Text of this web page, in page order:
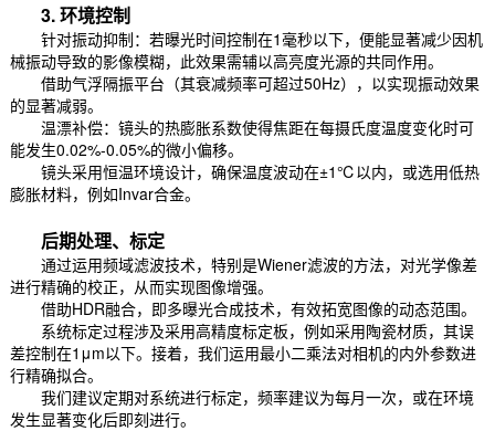
3. 环境控制
针对振动抑制：若曝光时间控制在1毫秒以下，便能显著减少因机
械振动导致的影像模糊，此效果需辅以高亮度光源的共同作用。
借助气浮隔振平台（其衰减频率可超过50Hz），以实现振动效果
的显著减弱。
温漂补偿：镜头的热膨胀系数使得焦距在每摄氏度温度变化时可
能发生0.02%-0.05%的微小偏移。
镜头采用恒温环境设计，确保温度波动在±1℃以内，或选用低热
膨胀材料，例如Invar合金。
后期处理、标定
通过运用频域滤波技术，特别是Wiener滤波的方法，对光学像差
进行精确的校正，从而实现图像增强。
借助HDR融合，即多曝光合成技术，有效拓宽图像的动态范围。
系统标定过程涉及采用高精度标定板，例如采用陶瓷材质，其误
差控制在1μm以下。接着，我们运用最小二乘法对相机的内外参数进
行精确拟合。
我们建议定期对系统进行标定，频率建议为每月一次，或在环境
发生显著变化后即刻进行。